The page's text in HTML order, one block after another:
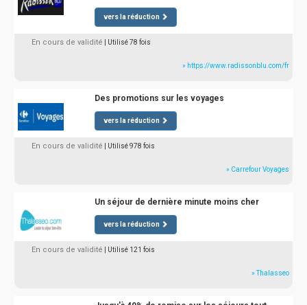
vers la réduction
En cours de validité | Utilisé 78 fois
» https://www.radissonblu.com/fr
Des promotions sur les voyages
vers la réduction
En cours de validité | Utilisé 978 fois
» Carrefour Voyages
Un séjour de dernière minute moins cher
vers la réduction
En cours de validité | Utilisé 121 fois
» Thalasseo